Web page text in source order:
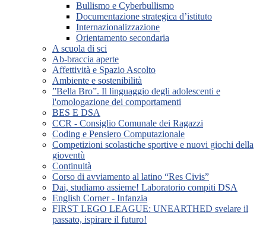
Bullismo e Cyberbullismo
Documentazione strategica d’istituto
Internazionalizzazione
Orientamento secondaria
A scuola di sci
Ab-braccia aperte
Affettività e Spazio Ascolto
Ambiente e sostenibilità
”Bella Bro”. Il linguaggio degli adolescenti e
l'omologazione dei comportamenti
BES E DSA
CCR - Consiglio Comunale dei Ragazzi
Coding e Pensiero Computazionale
Competizioni scolastiche sportive e nuovi giochi della
gioventù
Continuità
Corso di avviamento al latino “Res Civis”
Dai, studiamo assieme! Laboratorio compiti DSA
English Corner - Infanzia
FIRST LEGO LEAGUE: UNEARTHED svelare il
passato, ispirare il futuro!